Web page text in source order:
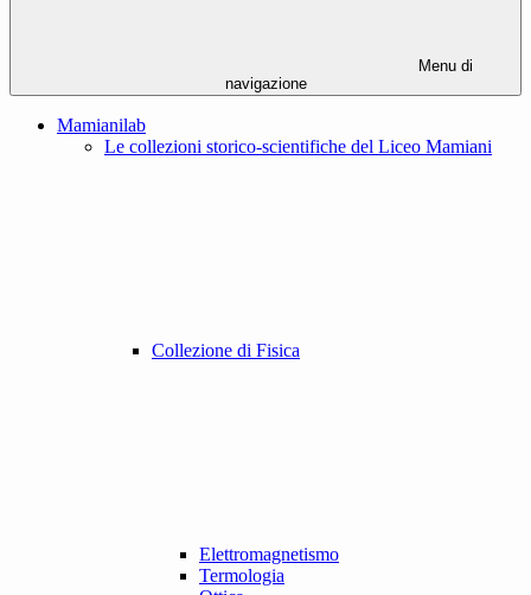
Menu di
navigazione
Mamianilab
Le collezioni storico-scientifiche del Liceo Mamiani
Collezione di Fisica
Elettromagnetismo
Termologia